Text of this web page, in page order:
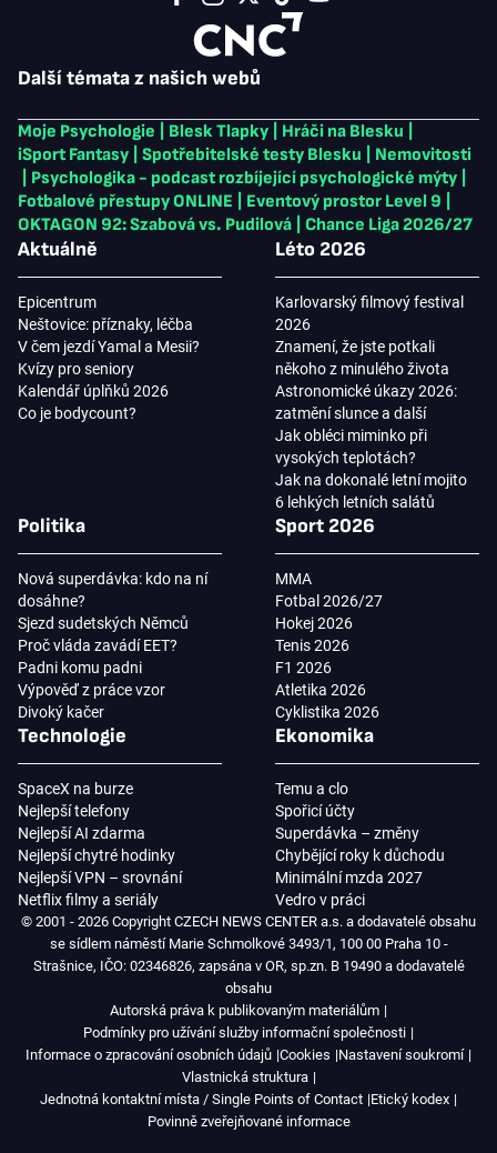
Další témata z našich webů
Moje Psychologie Blesk Tlapky Hráči na Blesku
iSport Fantasy
Spotřebitelské testy Blesku
Nemovitosti
Psychologika - podcast rozbíjející psychologické mýty
Fotbalové přestupy ONLINE
Eventový prostor Level 9
OKTAGON 92: Szabová vs. Pudilová
Chance Liga 2026/27
Aktuálně
Epicentrum
Neštovice: příznaky, léčba
V čem jezdí Yamal a Mesii?
Kvízy pro seniory
Kalendář úplňků 2026
Co je bodycount?
Léto 2026
Karlovarský filmový festival
2026
Znamení, že jste potkali
někoho z minulého života
Astronomické úkazy 2026:
zatmění slunce a další
Jak obléci miminko při
vysokých teplotách?
Jak na dokonalé letní mojito
6 lehkých letních salátů
Politika
Nová superdávka: kdo na ní
dosáhne?
Sjezd sudetských Němců
Proč vláda zavádí EET?
Padni komu padni
Výpověď z práce vzor
Divoký kačer
Sport 2026
MMA
Fotbal 2026/27
Hokej 2026
Tenis 2026
F1 2026
Atletika 2026
Cyklistika 2026
Technologie
SpaceX na burze
Nejlepší telefony
Nejlepší AI zdarma
Nejlepší chytré hodinky
Nejlepší VPN – srovnání
Netflix filmy a seriály
Ekonomika
Temu a clo
Spořicí účty
Superdávka – změny
Chybějící roky k důchodu
Minimální mzda 2027
Vedro v práci
© 2001 - 2026 Copyright CZECH NEWS CENTER a.s. a dodavatelé obsahu
se sídlem náměstí Marie Schmolkové 3493/1, 100 00 Praha 10 -
Strašnice, IČO: 02346826, zapsána v OR, sp.zn. B 19490 a dodavatelé
obsahu
Autorská práva k publikovaným materiálům
Podmínky pro užívání služby informační společnosti
Informace o zpracování osobních údajů Cookies Nastavení soukromí
Vlastnická struktura
Jednotná kontaktní místa / Single Points of Contact Etický kodex
Povinně zveřejňované informace